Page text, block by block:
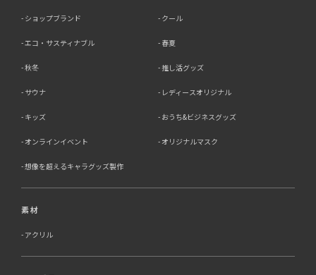
ショップブランド クール
エコ・サスティナブル 春夏
秋冬 推し活グッズ
サウナ レディースオリジナル
キッズ おうち&ビジネスグッズ
オンラインイベント オリジナルマスク
想像を超えるキャラグッズ製作
素材
アクリル